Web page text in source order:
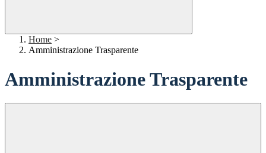
Home >
Amministrazione Trasparente
Amministrazione Trasparente